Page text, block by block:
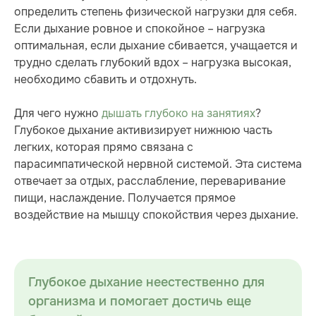
определить степень физической нагрузки для себя.
Если дыхание ровное и спокойное – нагрузка
оптимальная, если дыхание сбивается, учащается и
трудно сделать глубокий вдох – нагрузка высокая,
необходимо сбавить и отдохнуть.
Для чего нужно дышать глубоко на занятиях?
Глубокое дыхание активизирует нижнюю часть
легких, которая прямо связана с
парасимпатической нервной системой. Эта система
отвечает за отдых, расслабление, переваривание
пищи, наслаждение. Получается прямое
воздействие на мышцу спокойствия через дыхание.
Глубокое дыхание неестественно для
организма и помогает достичь еще